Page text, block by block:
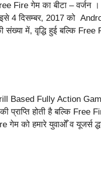
Fire गेम का बीटा –
4 दिसम्बर, 2017 को
में, वृद्धि हुई बल्कि Free
Based Fully Action
होती है बल्कि Free
गेम को हमारे युवाओँ व यूजर्स